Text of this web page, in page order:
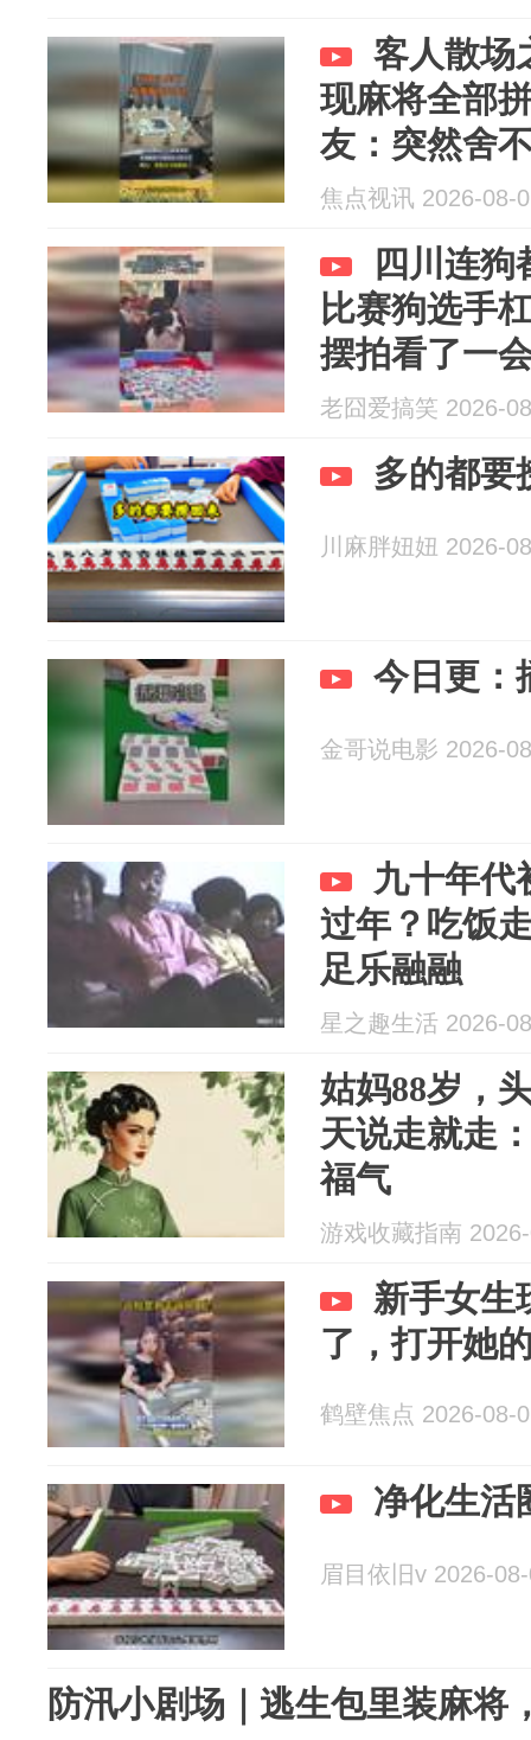
客人散场
现麻将全部
友：突然舍
焦点视讯 2026-08-
四川连
比赛狗选手
摆拍看了一
老囧爱搞笑 2026-
多的都要
川麻胖妞妞 2026-
今日更：
金哥说电影 2026-
九十年代
过年？吃饭
足乐融融
星之趣生活 2026-
姑妈88岁，
天说走就走
福气
游戏收藏指南
新手女生
了，打开她
鹤壁焦点 2026-08-
净化生活
眉目依旧v 2026-
防汛小剧场｜逃生包里装麻将